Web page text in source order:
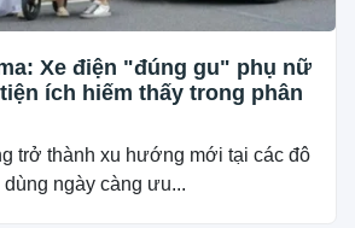
Xe điện "đúng gu" phụ nữ
ích hiếm thấy trong phân
trở thành xu hướng mới tại các đô
ngày càng ưu...